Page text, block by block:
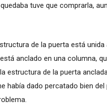
tuve que comprarla,
de la puerta está
anclado en una columna,
estructura de la puerta
había dado percatado bien